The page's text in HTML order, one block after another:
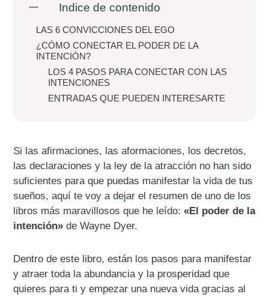
Indice de contenido
LAS 6 CONVICCIONES DEL EGO
¿CÓMO CONECTAR EL PODER DE LA
INTENCIÓN?
LOS 4 PASOS PARA CONECTAR CON LAS
INTENCIONES
ENTRADAS QUE PUEDEN INTERESARTE
Si las afirmaciones, las aformaciones, los decretos,
las declaraciones y la ley de la atracción no han sido
suficientes para que puedas manifestar la vida de tus
sueños, aquí te voy a dejar el resumen de uno de los
libros más maravillosos que he leído:«El poder de la
intención» de Wayne Dyer.
Dentro de este libro, están los pasos para manifestar
y atraer toda la abundancia y la prosperidad que
quieres para ti y empezar una nueva vida gracias al